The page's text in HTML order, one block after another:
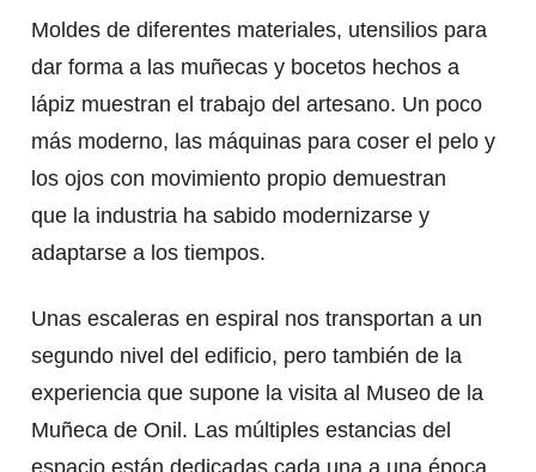
Moldes de diferentes materiales, utensilios para
dar forma a las muñecas y bocetos hechos a
lápiz muestran el trabajo del artesano. Un poco
más moderno, las máquinas para coser el pelo y
los ojos con movimiento propio demuestran
que la industria ha sabido modernizarse y
adaptarse a los tiempos.
Unas escaleras en espiral nos transportan a un
segundo nivel del edificio, pero también de la
experiencia que supone la visita al Museo de la
Muñeca de Onil. Las múltiples estancias del
espacio están dedicadas cada una a una época